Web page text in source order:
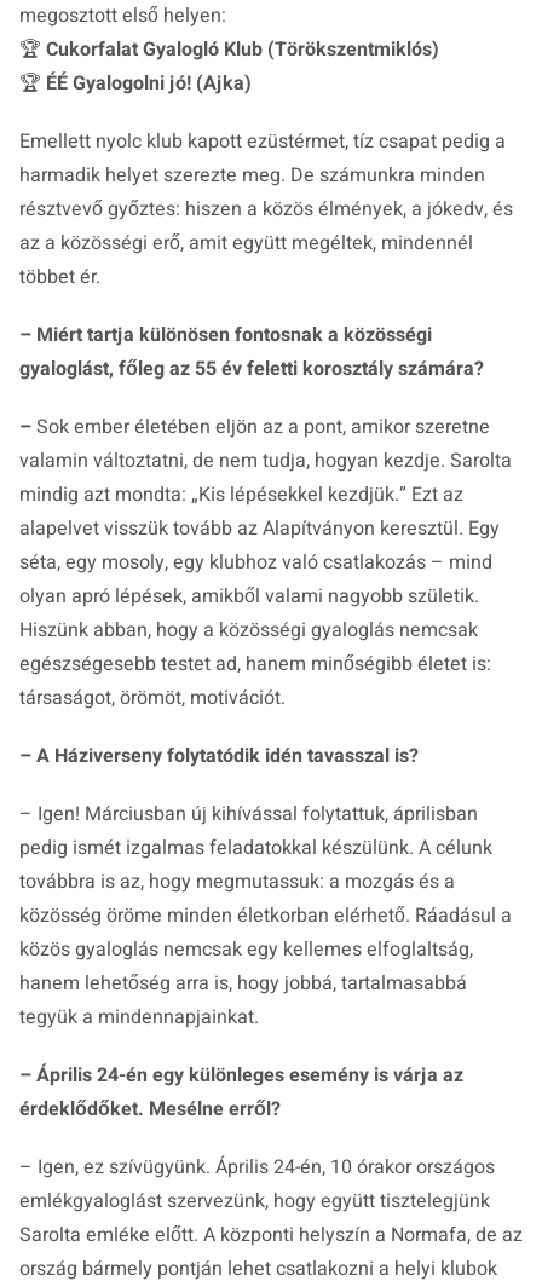
megosztott első helyen:
🏆 Cukorfalat Gyalogló Klub (Törökszentmiklós)
🏆 ÉÉ Gyalogolni jó! (Ajka)
Emellett nyolc klub kapott ezüstérmet, tíz csapat pedig a
harmadik helyet szerezte meg. De számunkra minden
résztvevő győztes: hiszen a közös élmények, a jókedv, és
az a közösségi erő, amit együtt megéltek, mindennél
többet ér.
– Miért tartja különösen fontosnak a közösségi
gyaloglást, főleg az 55 év feletti korosztály számára?
–Sok ember életében eljön az a pont, amikor szeretne
valamin változtatni, de nem tudja, hogyan kezdje. Sarolta
mindig azt mondta: „Kis lépésekkel kezdjük.” Ezt az
alapelvet visszük tovább az Alapítványon keresztül. Egy
séta, egy mosoly, egy klubhoz való csatlakozás – mind
olyan apró lépések, amikből valami nagyobb születik.
Hiszünk abban, hogy a közösségi gyaloglás nemcsak
egészségesebb testet ad, hanem minőségibb életet is:
társaságot, örömöt, motivációt.
– A Háziverseny folytatódik idén tavasszal is?
– Igen! Márciusban új kihívással folytattuk, áprilisban
pedig ismét izgalmas feladatokkal készülünk. A célunk
továbbra is az, hogy megmutassuk: a mozgás és a
közösség öröme minden életkorban elérhető. Ráadásul a
közös gyaloglás nemcsak egy kellemes elfoglaltság,
hanem lehetőség arra is, hogy jobbá, tartalmasabbá
tegyük a mindennapjainkat.
– Április 24-én egy különleges esemény is várja az
érdeklődőket. Mesélne erről?
– Igen, ez szívügyünk. Április 24-én, 10 órakor országos
emlékgyaloglást szervezünk, hogy együtt tisztelegjünk
Sarolta emléke előtt. A központi helyszín a Normafa, de az
ország bármely pontján lehet csatlakozni a helyi klubok